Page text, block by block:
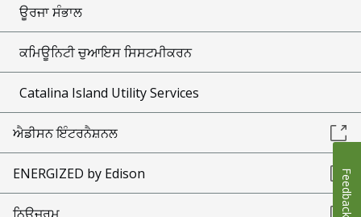
ਊਰਜਾ ਸੰਭਾਲ
ਕਮਿਊਨਿਟੀ ਚੁਆਇਸ ਸਿਸਟਮੀਕਰਨ
Catalina Island Utility Services
ਐਡੀਸਨ ਇੰਟਰਨੈਸ਼ਨਲ
ENERGIZED by Edison
ਨਿਊਜ਼ਰੂਮ Feedback